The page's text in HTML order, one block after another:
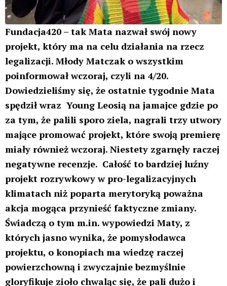
Fundacja420 – tak Mata nazwał swój nowy
projekt, który ma na celu działania na rzecz
legalizacji. Młody Matczak o wszystkim
poinformował wczoraj, czyli na 4/20.
Dowiedzieliśmy się, że ostatnie tygodnie Mata
spędził wraz Young Leosią na jamajce gdzie po
za tym, że palili sporo ziela, nagrali trzy utwory
mające promować projekt, które swoją premierę
miały również wczoraj. Niestety zgarnęły raczej
negatywne recenzje. Całość to bardziej luźny
projekt rozrywkowy w pro-legalizacyjnych
klimatach niż poparta merytoryką poważna
akcja mogąca przynieść faktyczne zmiany.
Świadczą o tym m.in. wypowiedzi Maty, z
których jasno wynika, że pomysłodawca
projektu, o konopiach ma wiedzę raczej
powierzchowną i zwyczajnie bezmyślnie
gloryfikuje zioło chwaląc się, że pali dużo i